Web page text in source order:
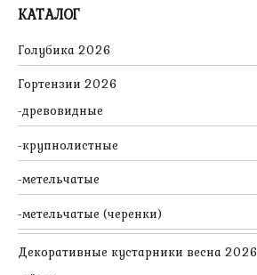
КАТАЛОГ
Голубика 2026
Гортензии 2026
древовидные
крупнолистные
метельчатые
метельчатые (черенки)
Декоративные кустарники весна 2026